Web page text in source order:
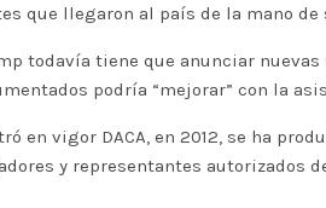
que llegaron al país de la mano
todavía tiene que anunciar
podría “mejorar” con la
en vigor DACA, en 2012, se ha
y representantes autorizados